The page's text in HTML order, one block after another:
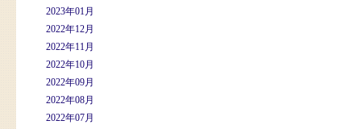
2023年01月
2022年12月
2022年11月
2022年10月
2022年09月
2022年08月
2022年07月